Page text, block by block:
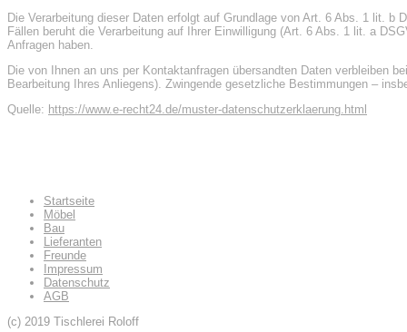
Die Verarbeitung dieser Daten erfolgt auf Grundlage von Art. 6 Abs. 1 lit.
Fällen beruht die Verarbeitung auf Ihrer Einwilligung (Art. 6 Abs. 1 lit. a
Anfragen haben.
Die von Ihnen an uns per Kontaktanfragen übersandten Daten verbleiben
Bearbeitung Ihres Anliegens). Zwingende gesetzliche Bestimmungen –
Quelle: https://www.e-recht24.de/muster-datenschutzerklaerung.html
Startseite
Möbel
Bau
Lieferanten
Freunde
Impressum
Datenschutz
AGB
(c) 2019 Tischlerei Roloff